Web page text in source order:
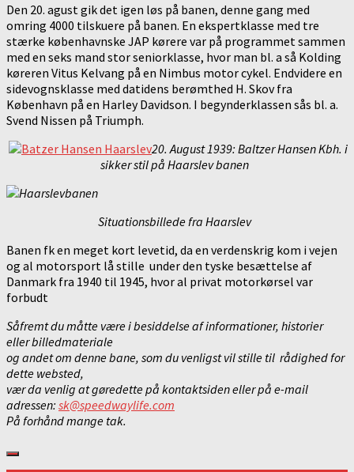
Den 20. agust gik det igen løs på banen, denne gang med
omring 4000 tilskuere på banen. En ekspertklasse med tre
stærke københavnske JAP kørere var på programmet sammen
med en seks mand stor seniorklasse, hvor man bl. a så Kolding
køreren Vitus Kelvang på en Nimbus motor cykel. Endvidere en
sidevognsklasse med datidens berømthed H. Skov fra
København på en Harley Davidson. I begynderklassen sås bl. a.
Svend Nissen på Triumph.
20. August 1939: Baltzer Hansen Kbh. i
sikker stil på Haarslev banen
Situationsbillede fra Haarslev
Banen fk en meget kort levetid, da en verdenskrig kom i vejen
og al motorsport lå stille under den tyske besættelse af
Danmark fra 1940 til 1945, hvor al privat motorkørsel var
forbudt
Såfremt du måtte være i besiddelse af informationer, historier
eller billedmateriale
og andet om denne bane, som du venligst vil stille til rådighed for
dette websted,
vær da venlig at gøredette på kontaktsiden eller på e-mail
adressen: sk@speedwaylife.com
På forhånd mange tak.